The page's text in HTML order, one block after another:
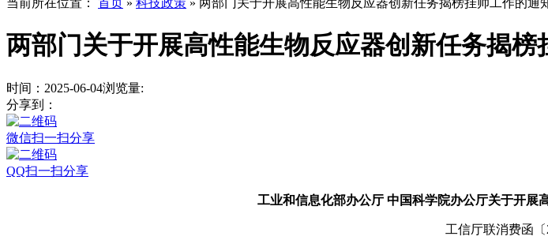
当前所在位置： 首页 » 科技政策 » 两部门关于开展高性能生物反应器创新任务揭榜挂帅工作的通
两部门关于开展高性能生物反应器创新任务揭榜
时间：2025-06-04浏览量:
分享到：
微信扫一扫分享
QQ扫一扫分享
工业和信息化部办公厅 中国科学院办公厅关于开展
工信厅联消费函〔